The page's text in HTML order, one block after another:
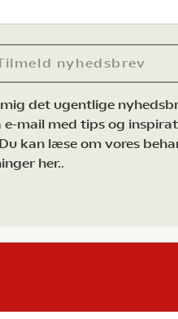
nyhedsbrev
det ugentlige
mail med tips og
kan læse om vores
her..